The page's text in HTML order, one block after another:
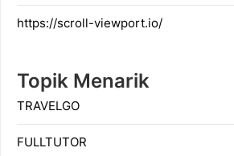
https://scroll-viewport.io/
Topik Menarik
TRAVELGO
FULLTUTOR